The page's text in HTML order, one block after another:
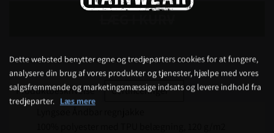
Produktbeskrivelse
Certificeringer
Dette websted benytter egne og tredjeparters cookies for at fungere,
analysere din brug af vores produkter og tjenester, hjælpe med vores
salgsfremmende og marketingsmæssige indsats og levere indhold fra
tredjeparter. Læs mere